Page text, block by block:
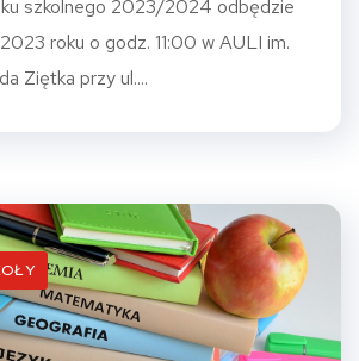
szkolnego 2023/2024 odbędzie
roku o godz. 11:00 w AULI im.
Ziętka przy ul....